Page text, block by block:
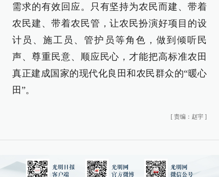
需求的有效回应。只有坚持为农民而建、带着
农民建、带着农民管，让农民扮演好项目的设
计员、施工员、管护员等角色，做到倾听民
声、尊重民意、顺应民心，才能把高标准农田
真正建成国家的现代化良田和农民群众的“暖心
田”。
[ 责编：赵宇 ]